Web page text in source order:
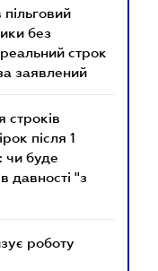
без
строк
заявлений
строків
після 1
чи буде
давності "з
роботу